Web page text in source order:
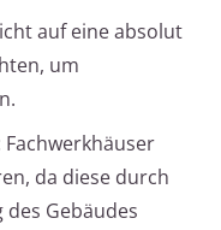
auf eine absolut
um
Fachwerkhäuser
da diese durch
Gebäudes